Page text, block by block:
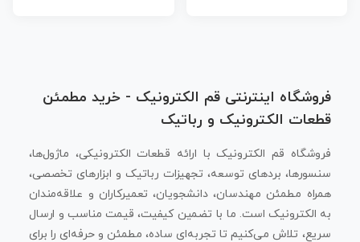
فروشگاه اینترنتی قم الکترونیک - خرید مطمئن
قطعات الکترونیک و رباتیک
فروشگاه قم الکترونیک با ارائه قطعات الکترونیکی، ماژول‌ها،
سنسورها، بردهای توسعه، تجهیزات رباتیک و ابزارهای تخصصی،
همراه مطمئن مهندسان، دانشجویان، تعمیرکاران و علاقه‌مندان
به الکترونیک است. ما با تضمین کیفیت، قیمت مناسب و ارسال
سریع، تلاش می‌کنیم تا تجربه‌ای ساده، مطمئن و حرفه‌ای را برای